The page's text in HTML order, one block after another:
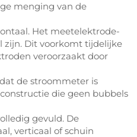
menging van de
Het meetelektrode-
zijn. Dit voorkomt tijdelijke
veroorzaakt door
de stroommeter is
die geen bubbels
gevuld. De
verticaal of schuin